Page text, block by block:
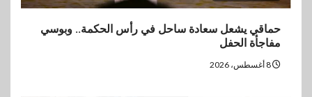
حماقي يشعل سعادة ساحل في رأس الحكمة.. وبوسي
مفاجأة الحفل